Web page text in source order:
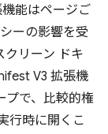
能はページご
ーの影響を受
クリーン ドキ
V3 拡張機
プで、比較的権
行時に開くこ